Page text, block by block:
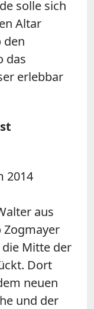
solle sich
Altar
den
das
erlebbar
2014
aus
Zogmayer
Mitte der
Dort
neuen
und der